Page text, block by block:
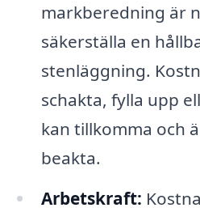
markberedning är
säkerställa en
stenläggning.
schakta, fylla upp
kan tillkomma och
beakta.
Arbetskraft: